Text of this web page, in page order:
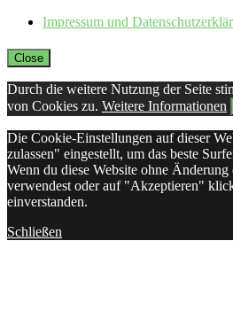
Impressum und
Close
Durch die weitere Nutzung der Seite
von Cookies zu. Weitere Informationen
Die Cookie-Einstellungen auf dieser
zulassen" eingestellt, um das beste
Wenn du diese Website ohne
verwendest oder auf "Akzeptieren"
einverstanden.
Schließen